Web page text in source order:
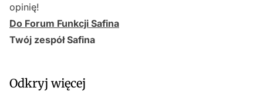
opinię!
Do Forum Funkcji Safina
Twój zespół Safina
Odkryj więcej